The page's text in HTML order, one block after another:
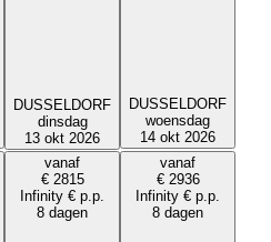
DUSSELDORF
dinsdag
13 okt 2026
DUSSELDORF
woensdag
14 okt 2026
vanaf
€ 2815
Infinity € p.p.
8 dagen
vanaf
€ 2936
Infinity € p.p.
8 dagen